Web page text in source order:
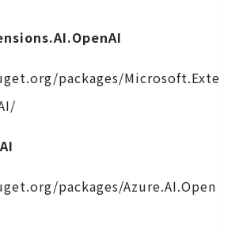
packages/Microsoft.Exte
packages/Azure.AI.Open